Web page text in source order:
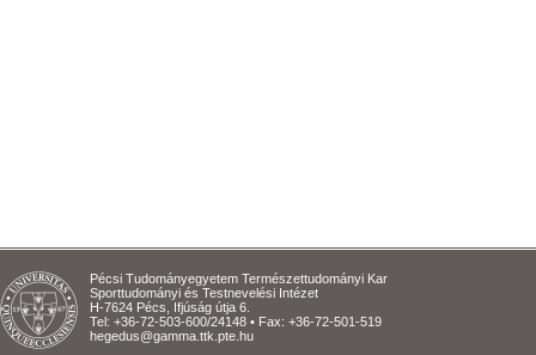
Pécsi Tudományegyetem Természettudományi Kar
Sporttudományi és Testnevelési Intézet
H-7624 Pécs, Ifjúság útja 6.
Tel: +36-72-503-600/24148 • Fax: +36-72-501-519
hegedus@gamma.ttk.pte.hu